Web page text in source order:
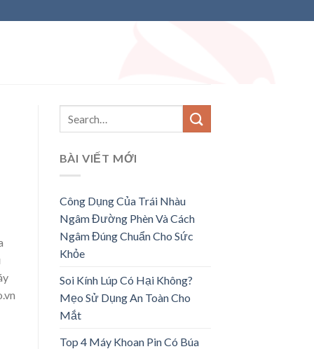
BÀI VIẾT MỚI
Công Dụng Của Trái Nhàu
Ngâm Đường Phèn Và Cách
Ngâm Đúng Chuẩn Cho Sức
Khỏe
Soi Kính Lúp Có Hại Không?
Mẹo Sử Dụng An Toàn Cho
Mắt
Top 4 Máy Khoan Pin Có Búa